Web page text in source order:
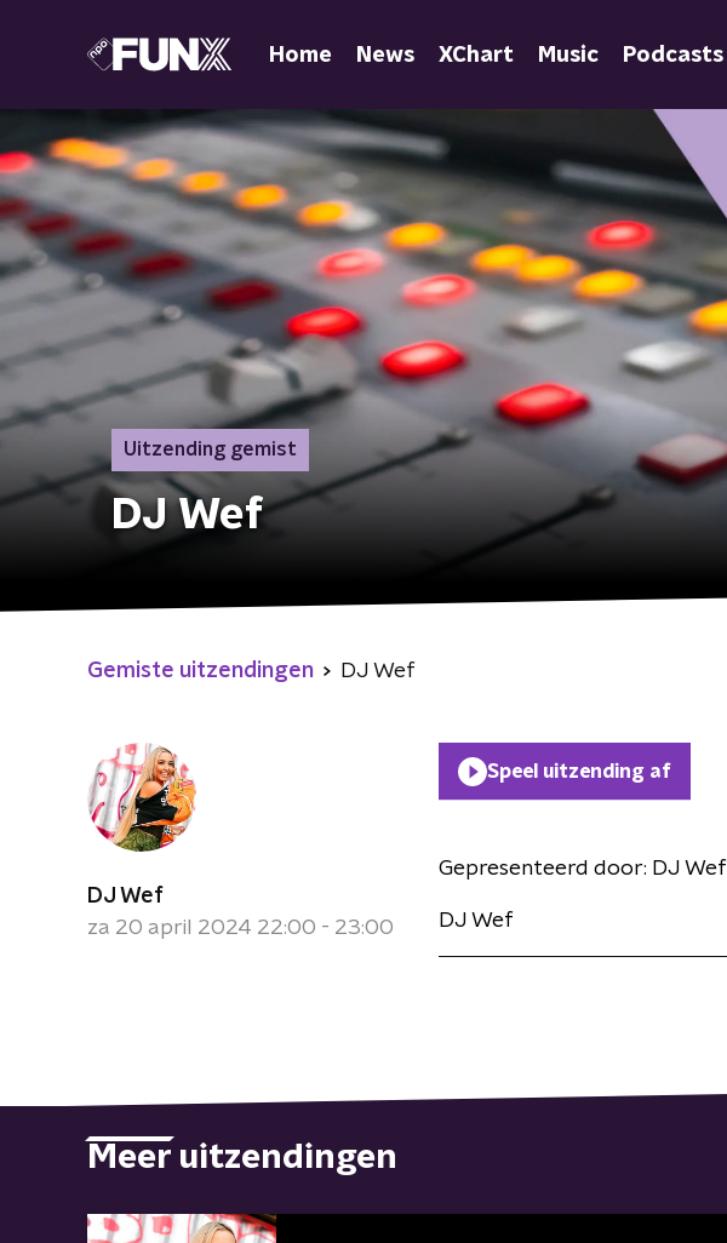
Home News XChart Music Podcasts
Uitzending gemist
DJ Wef
Gemiste uitzendingen DJ Wef
DJ Wef
za 20 april 2024 22:00 - 23:00
Speel uitzending af
Gepresenteerd door: DJ Wef
DJ Wef
Meer uitzendingen